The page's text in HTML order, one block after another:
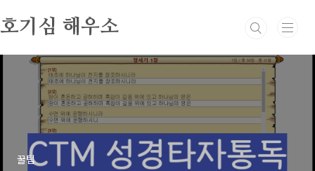
호기심 해우소
꿀팁